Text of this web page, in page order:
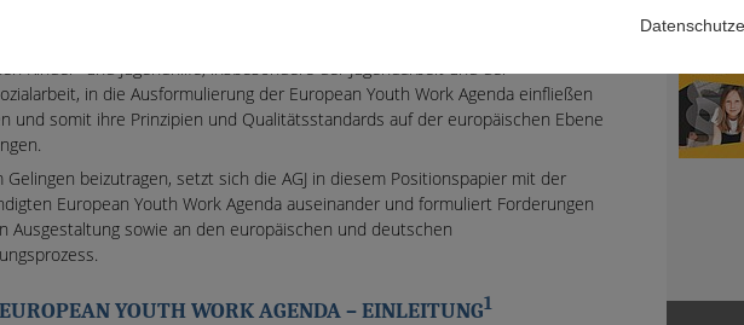
einbringen zu können. Als Forum der deutschen Kinder- und Jugendhilfe
mit dieser Stellungnahme zudem den Anspruch, die Kompetenz der
Kinder- und Jugendhilfe, insbesondere der Jugendarbeit und der
in die Ausformulierung der European Youth Work Agenda einfließen
und somit ihre Prinzipien und Qualitätsstandards auf der europäischen Ebene
Gelingen beizutragen, setzt sich die AGJ in diesem Positionspapier mit der
European Youth Work Agenda auseinander und formuliert Forderungen
Ausgestaltung sowie an den europäischen und deutschen
YOUTH WORK AGENDA – EINLEITUNG1